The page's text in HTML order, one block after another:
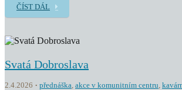
ČÍST DÁL
Svatá Dobroslava
2.4.2026 přednáška, akce v komunitním centru,